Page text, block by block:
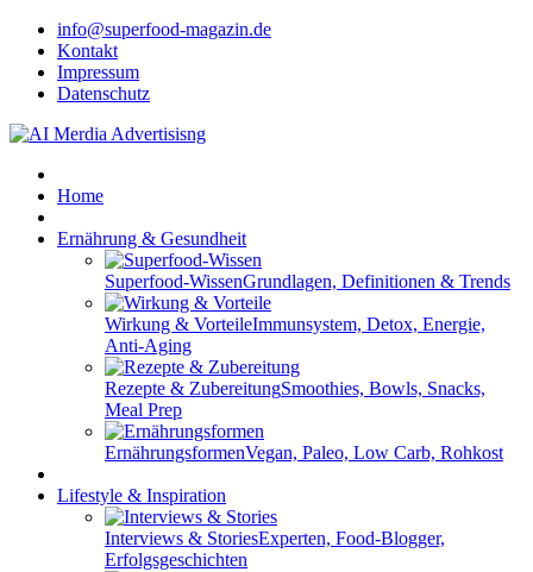
info@superfood-magazin.de
Kontakt
Impressum
Datenschutz
Home
Ernährung & Gesundheit
Superfood-WissenGrundlagen, Definitionen & Trends
Wirkung & VorteileImmunsystem, Detox, Energie,
Anti-Aging
Rezepte & ZubereitungSmoothies, Bowls, Snacks,
Meal Prep
ErnährungsformenVegan, Paleo, Low Carb, Rohkost
Lifestyle & Inspiration
Interviews & StoriesExperten, Food-Blogger,
Erfolgsgeschichten